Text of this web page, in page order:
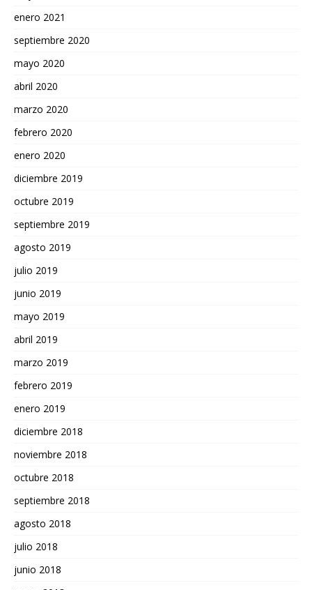
enero 2021
septiembre 2020
mayo 2020
abril 2020
marzo 2020
febrero 2020
enero 2020
diciembre 2019
octubre 2019
septiembre 2019
agosto 2019
julio 2019
junio 2019
mayo 2019
abril 2019
marzo 2019
febrero 2019
enero 2019
diciembre 2018
noviembre 2018
octubre 2018
septiembre 2018
agosto 2018
julio 2018
junio 2018